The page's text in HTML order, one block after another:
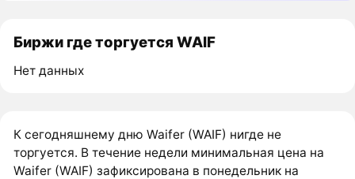
Биржи где торгуется WAIF
Нет данных
К сегодняшнему дню Waifer (WAIF) нигде не
торгуется. В течение недели минимальная цена на
Waifer (WAIF) зафиксирована в понедельник на